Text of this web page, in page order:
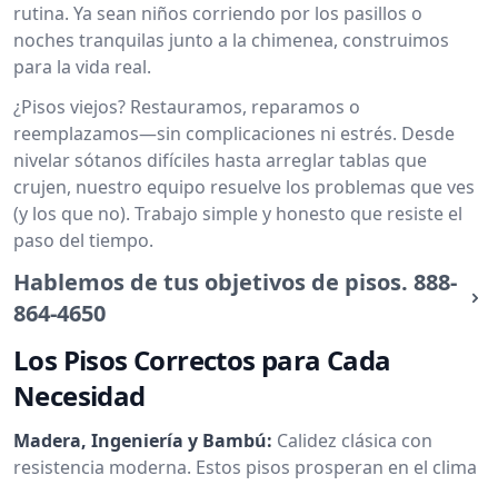
rutina. Ya sean niños corriendo por los pasillos o
noches tranquilas junto a la chimenea, construimos
para la vida real.
¿Pisos viejos? Restauramos, reparamos o
reemplazamos—sin complicaciones ni estrés. Desde
nivelar sótanos difíciles hasta arreglar tablas que
crujen, nuestro equipo resuelve los problemas que ves
(y los que no). Trabajo simple y honesto que resiste el
paso del tiempo.
Hablemos de tus objetivos de pisos. 888-
864-4650
Los Pisos Correctos para Cada
Necesidad
Madera, Ingeniería y Bambú: Calidez clásica con
resistencia moderna. Estos pisos prosperan en el clima